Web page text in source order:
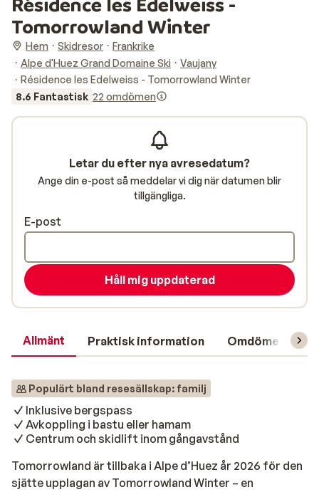
Tomorrowland Winter
Hem Skidresor
Frankrike
Alpe d'Huez Grand Domaine Ski
Vaujany
Résidence les Edelweiss - Tomorrowland Winter
8.6 Fantastisk 22 omdömen
Allmänt Praktisk information Omdömen
Populärt bland resesällskap: familj
Inklusive bergspass
Avkoppling i bastu eller hamam
Centrum och skidlift inom gångavstånd
Tomorrowland är tillbaka i Alpe d’Huez år 2026 för den
sjätte upplagan av Tomorrowland Winter – en
Letar du efter nya avresedatum?
Ange din e-post så meddelar vi dig när datumen blir
tillgängliga.
E-post
Håll mig uppdaterad